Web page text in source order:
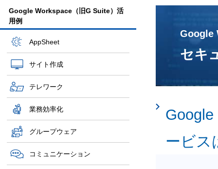
Google Workspace（旧G Suite）活
用例
AppSheet
サイト作成
テレワーク
業務効率化
グループウェア
コミュニケーション
Google
セキ
ービス